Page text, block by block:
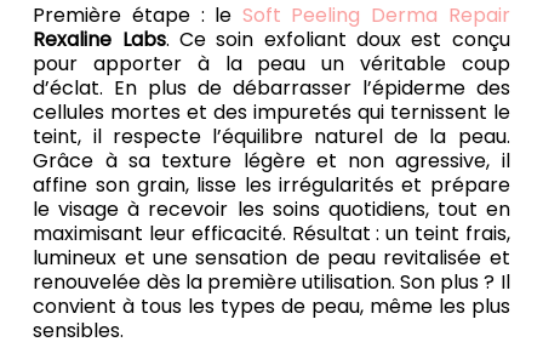
Première étape : le Soft Peeling Derma Repair
Rexaline Labs. Ce soin exfoliant doux est conçu
pour apporter à la peau un véritable coup
d’éclat. En plus de débarrasser l’épiderme des
cellules mortes et des impuretés qui ternissent le
teint, il respecte l’équilibre naturel de la peau.
Grâce à sa texture légère et non agressive, il
affine son grain, lisse les irrégularités et prépare
le visage à recevoir les soins quotidiens, tout en
maximisant leur efficacité. Résultat : un teint frais,
lumineux et une sensation de peau revitalisée et
renouvelée dès la première utilisation. Son plus ? Il
convient à tous les types de peau, même les plus
sensibles.